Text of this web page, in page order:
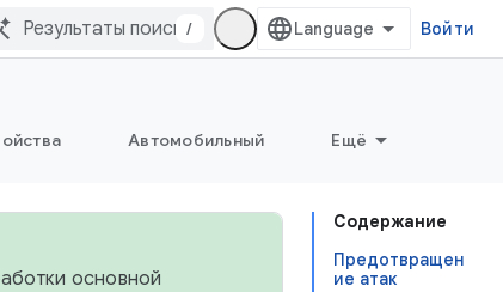
/ Войти
Автомобильный Ещё
Содержание
Предотвращен
ие атак
основной